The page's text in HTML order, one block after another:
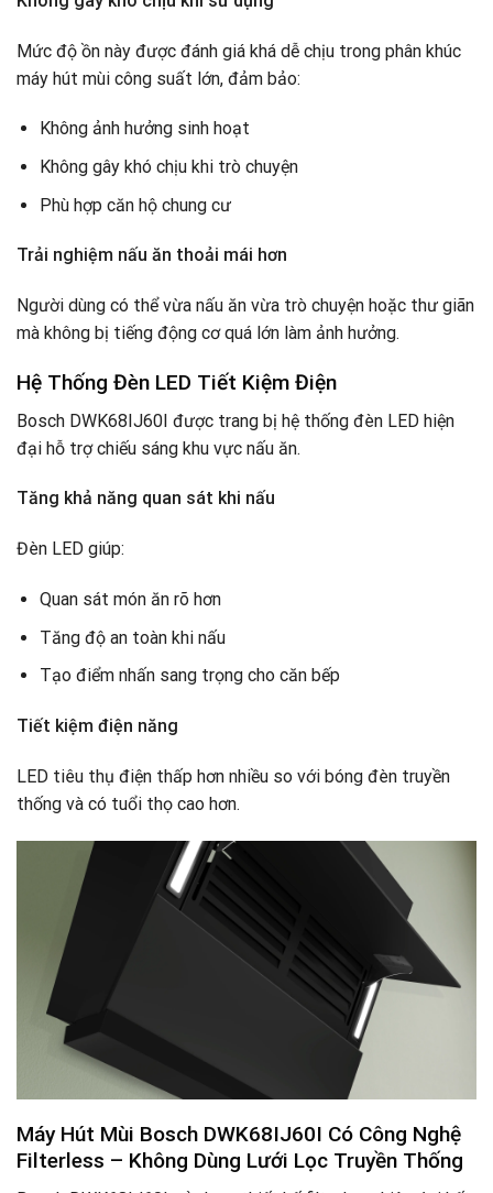
Mức độ ồn này được đánh giá khá dễ chịu trong phân khúc
máy hút mùi công suất lớn, đảm bảo:
Không ảnh hưởng sinh hoạt
Không gây khó chịu khi trò chuyện
Phù hợp căn hộ chung cư
Trải nghiệm nấu ăn thoải mái hơn
Người dùng có thể vừa nấu ăn vừa trò chuyện hoặc thư giãn
mà không bị tiếng động cơ quá lớn làm ảnh hưởng.
Hệ Thống Đèn LED Tiết Kiệm Điện
Bosch DWK68IJ60I được trang bị hệ thống đèn LED hiện
đại hỗ trợ chiếu sáng khu vực nấu ăn.
Tăng khả năng quan sát khi nấu
Đèn LED giúp:
Quan sát món ăn rõ hơn
Tăng độ an toàn khi nấu
Tạo điểm nhấn sang trọng cho căn bếp
Tiết kiệm điện năng
LED tiêu thụ điện thấp hơn nhiều so với bóng đèn truyền
thống và có tuổi thọ cao hơn.
Máy Hút Mùi Bosch DWK68IJ60I Có Công Nghệ
Filterless – Không Dùng Lưới Lọc Truyền Thống